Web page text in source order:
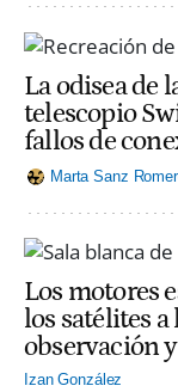
La odisea de
telescopio
fallos de
Marta Sanz
Los motores
los satélites
observación
Izan González